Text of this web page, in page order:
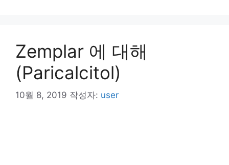
Zemplar 에 대해
(Paricalcitol)
10월 8, 2019 작성자: user